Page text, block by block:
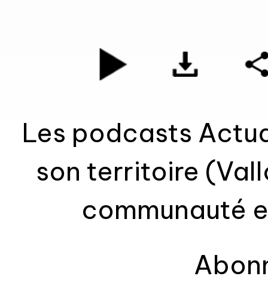
Les podcasts
son territoire
communauté et Pays de
Interviews,